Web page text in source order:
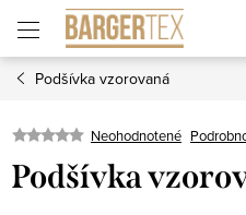
obsah
Podšívka vzorovaná
Neohodnotené
Podšívka